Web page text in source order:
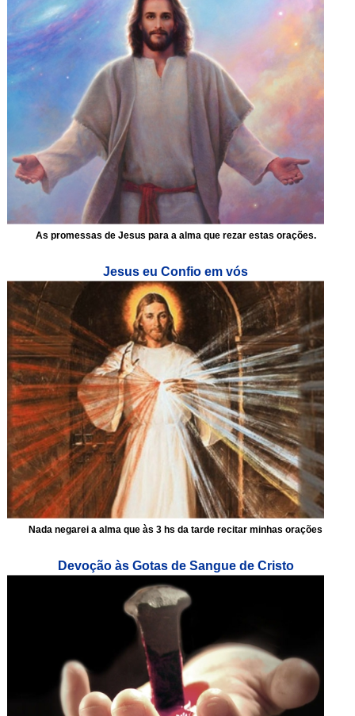
As promessas de Jesus para a alma que rezar estas orações.
Jesus eu Confio em vós
Nada negarei a alma que às 3 hs da tarde recitar minhas orações
Devoção às Gotas de Sangue de Cristo